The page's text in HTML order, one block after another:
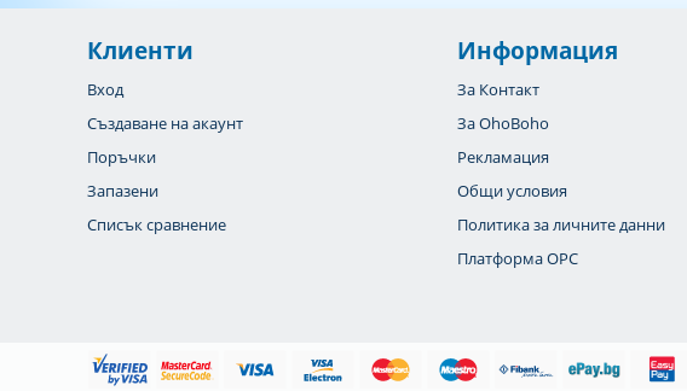
Клиенти
Вход
Създаване на акаунт
Поръчки
Запазени
Списък сравнение
Информация
За Контакт
За OhoBoho
Рекламация
Общи условия
Политика за личните данни
Платформа OPC